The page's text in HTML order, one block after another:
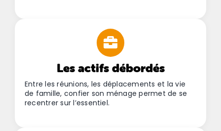
Les actifs débordés
Entre les réunions, les déplacements et la vie
de famille, confier son ménage permet de se
recentrer sur l’essentiel.